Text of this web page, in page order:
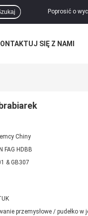
Poprosić o
SIĘ Z NAMI
Chiny
FAG HDBB
& GB307
przemysłowe / pudełko w